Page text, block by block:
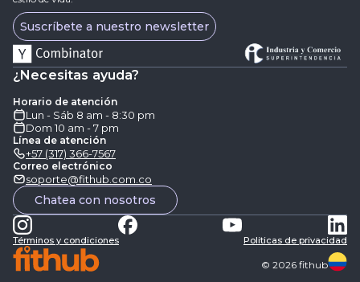
Suscríbete a nuestro newsletter
¿Necesitas ayuda?
Horario de atención
Lun - Sáb 8 am - 8:30 pm
Dom 10 am - 7 pm
Línea de atención
+57 (317) 366-7567
Correo electrónico
soporte@fithub.com.co
Chatea con nosotros
Términos y condiciones Politicas de privacidad
© 2026 fithub